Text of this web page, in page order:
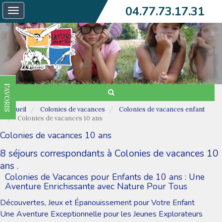
Toggle
navigation
04.77.73.17.31
FAVORIS
Accueil Colonies de vacances
Colonies de vacances enfant
Colonies de vacances 10 ans
Colonies de vacances 10 ans
8 séjours correspondants à Colonies de vacances 10
ans .
Colonies de Vacances pour Enfants de 10 ans : Une
Aventure Enrichissante avec Nature Pour Tous
Découvertes, Jeux et Épanouissement pour Votre Enfant
Une Aventure Exceptionnelle pour les Jeunes Explorateurs